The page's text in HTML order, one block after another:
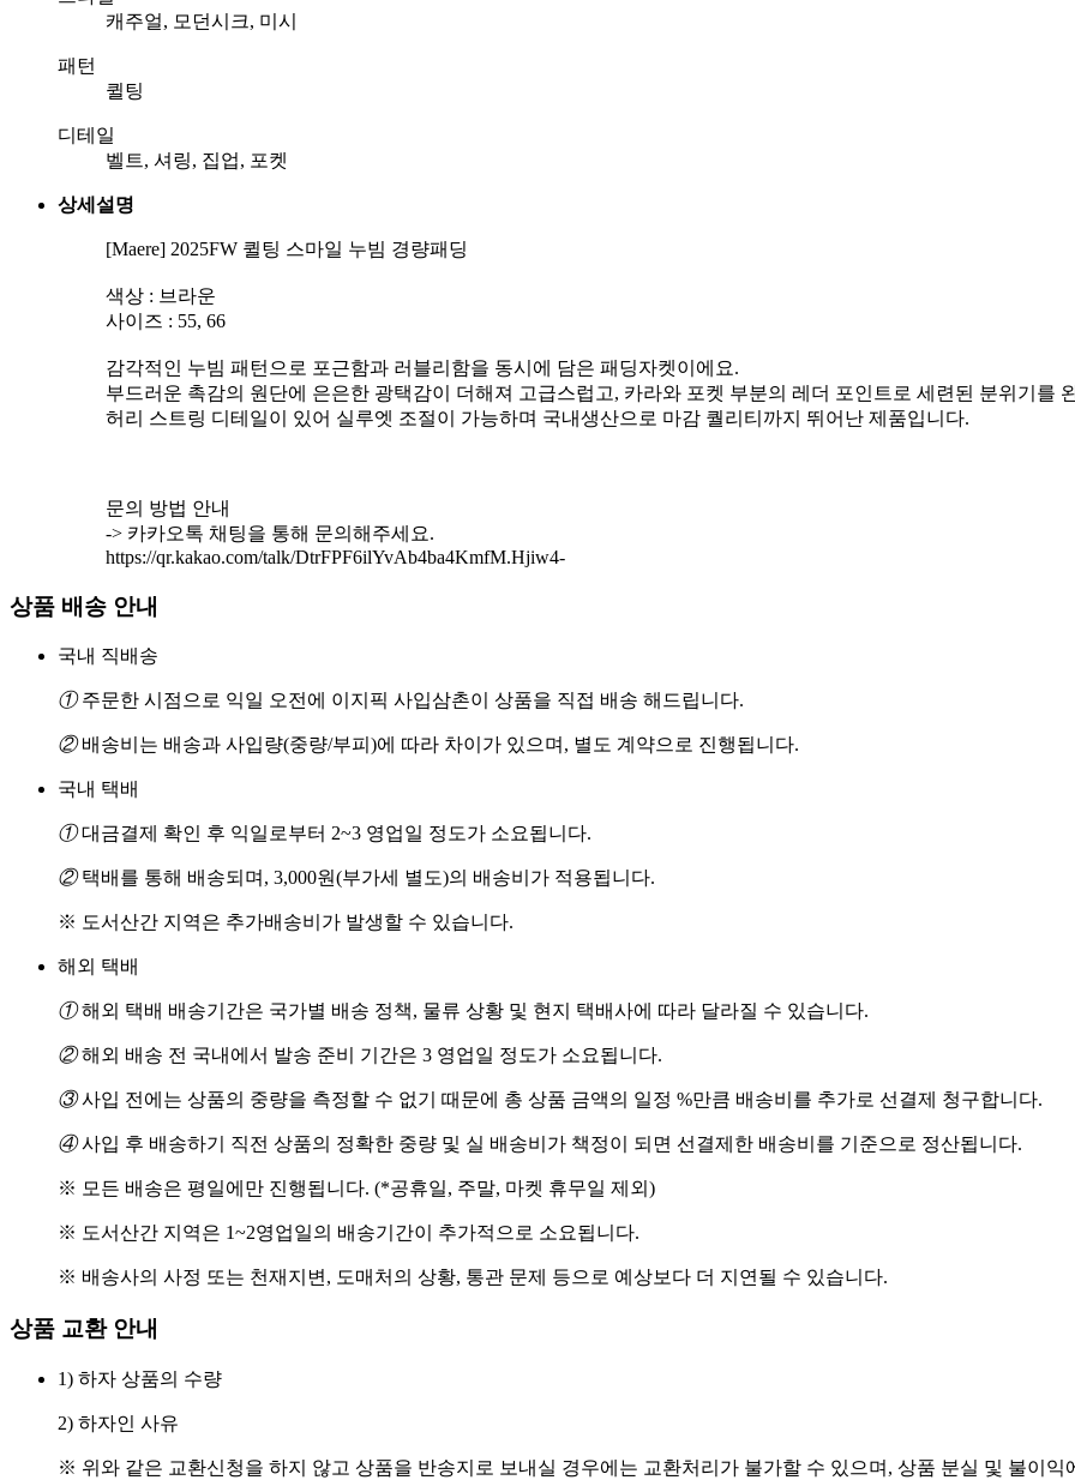
캐주얼, 모던시크, 미시
패턴
퀼팅
디테일
벨트, 셔링, 집업, 포켓
상세설명
[Maere] 2025FW 퀼팅 스마일 누빔 경량패딩
색상 : 브라운
사이즈 : 55, 66
감각적인 누빔 패턴으로 포근함과 러블리함을 동시에 담은 패딩자켓이에요.
부드러운 촉감의 원단에 은은한 광택감이 더해져 고급스럽고, 카라와 포켓 부분의 레더 포인트로 세련된 분위기를
허리 스트링 디테일이 있어 실루엣 조절이 가능하며 국내생산으로 마감 퀄리티까지 뛰어난 제품입니다.
문의 방법 안내
-> 카카오톡 채팅을 통해 문의해주세요.
https://qr.kakao.com/talk/DtrFPF6ilYvAb4ba4KmfM.Hjiw4-
상품 배송 안내
국내 직배송
①주문한 시점으로 익일 오전에 이지픽 사입삼촌이 상품을 직접 배송 해드립니다.
②배송비는 배송과 사입량(중량/부피)에 따라 차이가 있으며, 별도 계약으로 진행됩니다.
국내 택배
①대금결제 확인 후 익일로부터 2~3 영업일 정도가 소요됩니다.
②택배를 통해 배송되며, 3,000원(부가세 별도)의 배송비가 적용됩니다.
※ 도서산간 지역은 추가배송비가 발생할 수 있습니다.
해외 택배
①해외 택배 배송기간은 국가별 배송 정책, 물류 상황 및 현지 택배사에 따라 달라질 수 있습니다.
②해외 배송 전 국내에서 발송 준비 기간은 3 영업일 정도가 소요됩니다.
③사입 전에는 상품의 중량을 측정할 수 없기 때문에 총 상품 금액의 일정 %만큼 배송비를 추가로 선결제 청구합니다.
④사입 후 배송하기 직전 상품의 정확한 중량 및 실 배송비가 책정이 되면 선결제한 배송비를 기준으로 정산됩니다.
※ 모든 배송은 평일에만 진행됩니다. (*공휴일, 주말, 마켓 휴무일 제외)
※ 도서산간 지역은 1~2영업일의 배송기간이 추가적으로 소요됩니다.
※ 배송사의 사정 또는 천재지변, 도매처의 상황, 통관 문제 등으로 예상보다 더 지연될 수 있습니다.
상품 교환 안내
1) 하자 상품의 수량
2) 하자인 사유
※ 위와 같은 교환신청을 하지 않고 상품을 반송지로 보내실 경우에는 교환처리가 불가할 수 있으며, 상품 분실 및 불이익